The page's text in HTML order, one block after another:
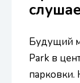
Будущий
Park в
парковки.